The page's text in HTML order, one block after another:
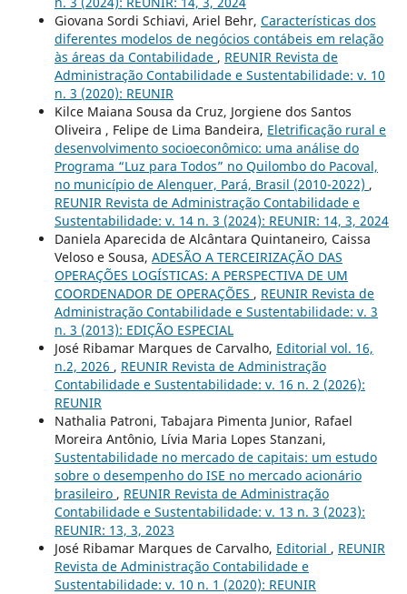
Giovana Sordi Schiavi, Ariel Behr, Características dos
diferentes modelos de negócios contábeis em relação
às áreas da Contabilidade , REUNIR Revista de
Administração Contabilidade e Sustentabilidade: v. 10
n. 3 (2020): REUNIR
Kilce Maiana Sousa da Cruz, Jorgiene dos Santos
Oliveira , Felipe de Lima Bandeira, Eletrificação rural e
desenvolvimento socioeconômico: uma análise do
Programa “Luz para Todos” no Quilombo do Pacoval,
no município de Alenquer, Pará, Brasil (2010-2022) ,
REUNIR Revista de Administração Contabilidade e
Sustentabilidade: v. 14 n. 3 (2024): REUNIR: 14, 3, 2024
Daniela Aparecida de Alcântara Quintaneiro, Caissa
Veloso e Sousa, ADESÃO A TERCEIRIZAÇÃO DAS
OPERAÇÕES LOGÍSTICAS: A PERSPECTIVA DE UM
COORDENADOR DE OPERAÇÕES , REUNIR Revista de
Administração Contabilidade e Sustentabilidade: v. 3
n. 3 (2013): EDIÇÃO ESPECIAL
José Ribamar Marques de Carvalho, Editorial vol. 16,
n.2, 2026 , REUNIR Revista de Administração
Contabilidade e Sustentabilidade: v. 16 n. 2 (2026):
REUNIR
Nathalia Patroni, Tabajara Pimenta Junior, Rafael
Moreira Antônio, Lívia Maria Lopes Stanzani,
Sustentabilidade no mercado de capitais: um estudo
sobre o desempenho do ISE no mercado acionário
brasileiro , REUNIR Revista de Administração
Contabilidade e Sustentabilidade: v. 13 n. 3 (2023):
REUNIR: 13, 3, 2023
José Ribamar Marques de Carvalho, Editorial , REUNIR
Revista de Administração Contabilidade e
Sustentabilidade: v. 10 n. 1 (2020): REUNIR